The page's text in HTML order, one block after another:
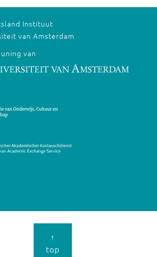
Instituut
van Amsterdam
van
↑
top